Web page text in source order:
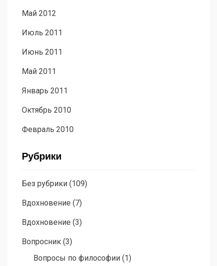
Май 2012
Июль 2011
Июнь 2011
Май 2011
Январь 2011
Октябрь 2010
Февраль 2010
Рубрики
Без рубрики (109)
Вдохновение (7)
Вдохновение (3)
Вопросник (3)
Вопросы по философии (1)